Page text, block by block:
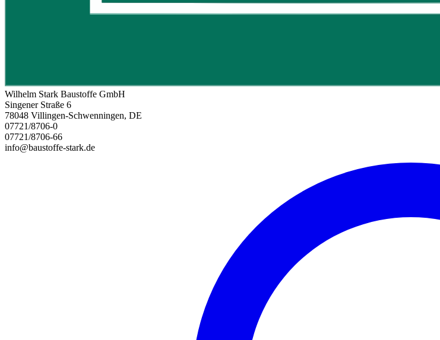
Wilhelm Stark Baustoffe GmbH
Singener Straße 6
78048 Villingen-Schwenningen, DE
07721/8706-0
07721/8706-66
info@baustoffe-stark.de